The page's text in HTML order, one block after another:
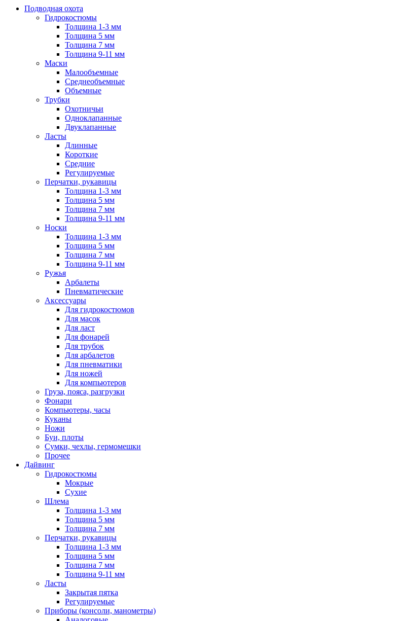
Подводная охота
Гидрокостюмы
Толщина 1-3 мм
Толщина 5 мм
Толщина 7 мм
Толщина 9-11 мм
Маски
Малообъемные
Среднеобъемные
Объемные
Трубки
Охотничьи
Одноклапанные
Двуклапанные
Ласты
Длинные
Короткие
Средние
Регулируемые
Перчатки, рукавицы
Толщина 1-3 мм
Толщина 5 мм
Толщина 7 мм
Толщина 9-11 мм
Носки
Толщина 1-3 мм
Толщина 5 мм
Толщина 7 мм
Толщина 9-11 мм
Ружья
Арбалеты
Пневматические
Аксессуары
Для гидрокостюмов
Для масок
Для ласт
Для фонарей
Для трубок
Для арбалетов
Для пневматики
Для ножей
Для компьютеров
Груза, пояса, разгрузки
Фонари
Компьютеры, часы
Куканы
Ножи
Буи, плоты
Сумки, чехлы, гермомешки
Прочее
Дайвинг
Гидрокостюмы
Мокрые
Сухие
Шлема
Толщина 1-3 мм
Толщина 5 мм
Толщина 7 мм
Перчатки, рукавицы
Толщина 1-3 мм
Толщина 5 мм
Толщина 7 мм
Толщина 9-11 мм
Ласты
Закрытая пятка
Регулируемые
Приборы (консоли, манометры)